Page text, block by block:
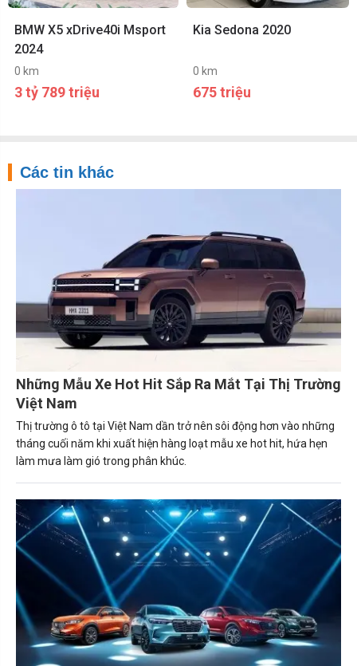
BMW X5 xDrive40i Msport
2024
0 km
3 tỷ 789 triệu
Kia Sedona 2020
0 km
675 triệu
Các tin khác
Những Mẫu Xe Hot Hit Sắp Ra Mắt Tại Thị Trường
Việt Nam
Thị trường ô tô tại Việt Nam dần trở nên sôi động hơn vào những
tháng cuối năm khi xuất hiện hàng loạt mẫu xe hot hit, hứa hẹn
làm mưa làm gió trong phân khúc.